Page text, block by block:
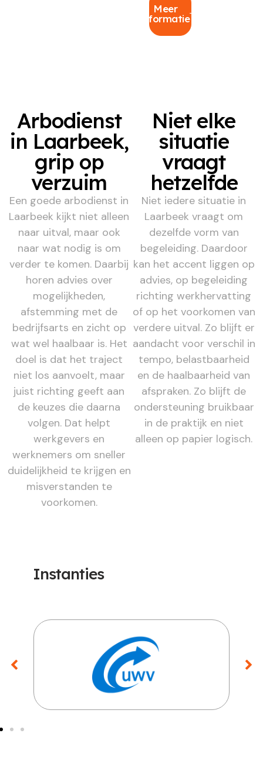
Meer
informatie
Arbodienst
in Laarbeek,
grip op
verzuim
Een goede arbodienst in
Laarbeek kijkt niet alleen
naar uitval, maar ook
naar wat nodig is om
verder te komen. Daarbij
horen advies over
mogelijkheden,
afstemming met de
bedrijfsarts en zicht op
wat wel haalbaar is. Het
doel is dat het traject
niet los aanvoelt, maar
juist richting geeft aan
de keuzes die daarna
volgen. Dat helpt
werkgevers en
werknemers om sneller
duidelijkheid te krijgen en
misverstanden te
voorkomen.
Niet elke
situatie
vraagt
hetzelfde
Niet iedere situatie in
Laarbeek vraagt om
dezelfde vorm van
begeleiding. Daardoor
kan het accent liggen op
advies, op begeleiding
richting werkhervatting
of op het voorkomen van
verdere uitval. Zo blijft er
aandacht voor verschil in
tempo, belastbaarheid
en de haalbaarheid van
afspraken. Zo blijft de
ondersteuning bruikbaar
in de praktijk en niet
alleen op papier logisch.
Instanties